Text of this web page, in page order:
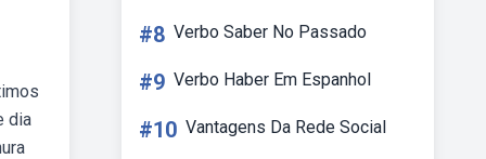
dia
#8 Verbo Saber No Passado
#9 Verbo Haber Em Espanhol
#10 Vantagens Da Rede Social